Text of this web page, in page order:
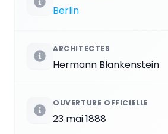
Berlin
ARCHITECTES
Hermann Blankenstein
OUVERTURE OFFICIELLE
23 mai 1888